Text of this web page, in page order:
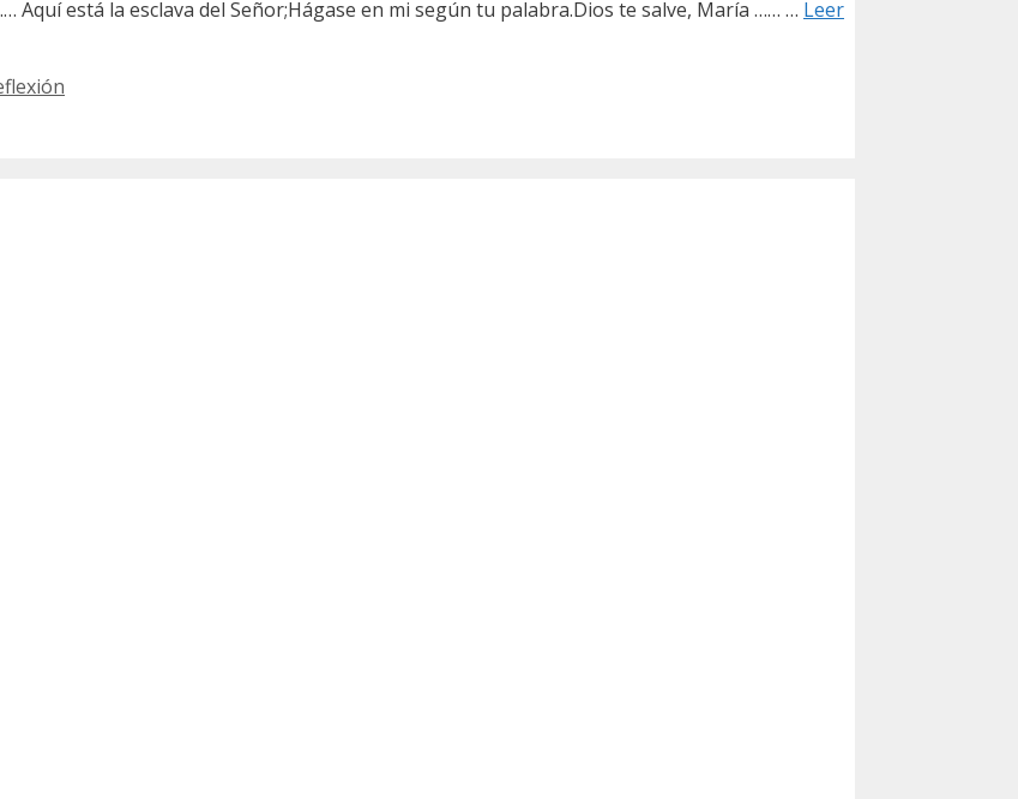
está la esclava del Señor;Hágase en mi según tu palabra.Dios te salve, María …… … Leer